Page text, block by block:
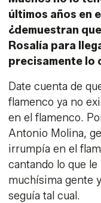
últimos años en
¿demuestran
Rosalía para
precisamente lo
Date cuenta de
flamenco ya no
en el flamenco.
Antonio Molina,
irrumpía en el
cantando lo que
muchísima gente
seguía tal cual.